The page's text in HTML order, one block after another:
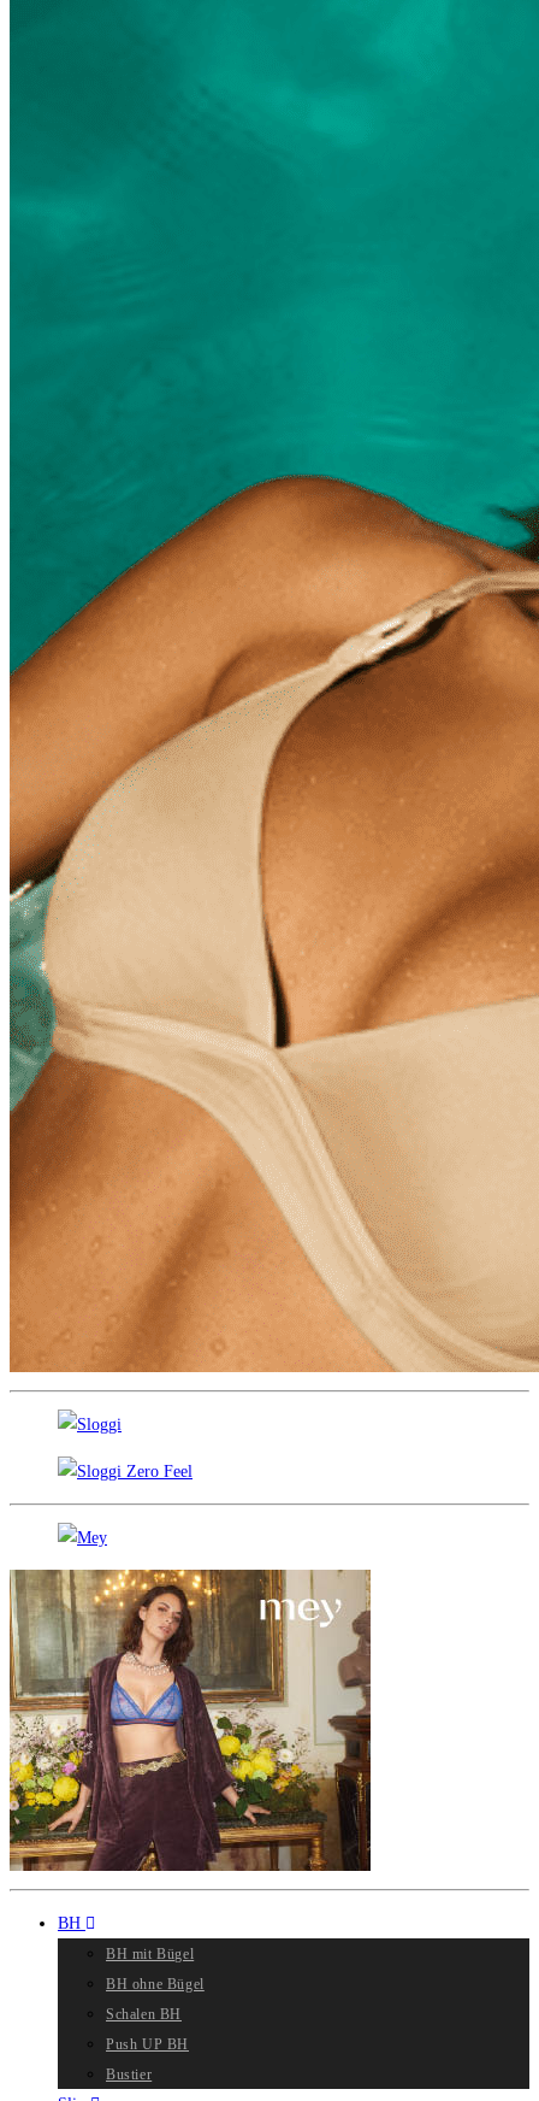
BH
BH mit Bügel
BH ohne Bügel
Schalen BH
Push UP BH
Bustier